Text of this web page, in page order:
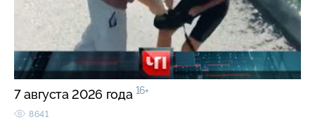
7 августа 2026 года 16+
8641